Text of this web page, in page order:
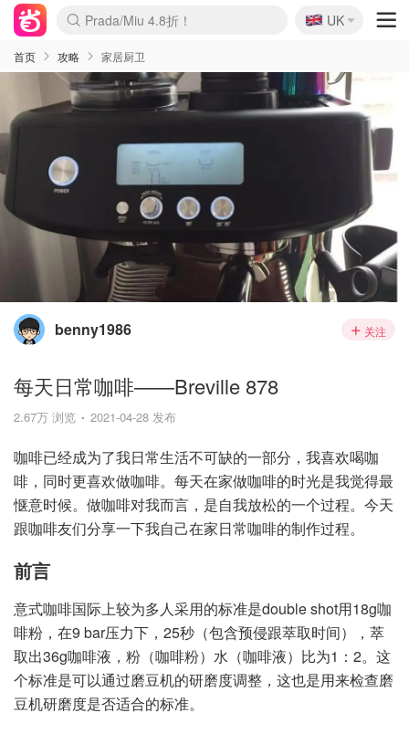
麦卢卡蜂蜜夏促！个位数！
Prada/Miu 4.8折！
啥？必胜客披萨5折！
🇬🇧
UK
首页 攻略 家居厨卫
benny1986 关注
每天日常咖啡——Breville 878
2.67万 浏览 2021-04-28 发布
咖啡已经成为了我日常生活不可缺的一部分，我喜欢喝咖
啡，同时更喜欢做咖啡。每天在家做咖啡的时光是我觉得最
惬意时候。做咖啡对我而言，是自我放松的一个过程。今天
跟咖啡友们分享一下我自己在家日常咖啡的制作过程。
前言
意式咖啡国际上较为多人采用的标准是double shot用18g咖
啡粉，在9 bar压力下，25秒（包含预侵跟萃取时间），萃
取出36g咖啡液，粉（咖啡粉）水（咖啡液）比为1：2。这
个标准是可以通过磨豆机的研磨度调整，这也是用来检查磨
豆机研磨度是否适合的标准。